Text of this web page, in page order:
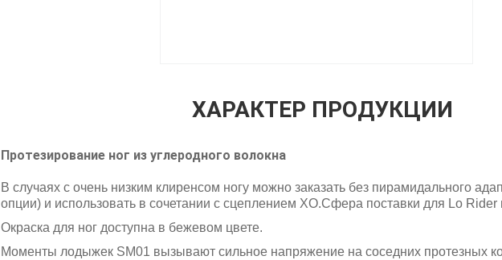
ХАРАКТЕР ПРОДУКЦИИ
Протезирование ног из углеродного волокна
В случаях с очень низким клиренсом ногу можно заказать без пирамидального
опции) и использовать в сочетании с сцеплением XO.Сфера поставки для Lo
Окраска для ног доступна в бежевом цвете.
Моменты лодыжек SM01 вызывают сильное напряжение на соседних протезных